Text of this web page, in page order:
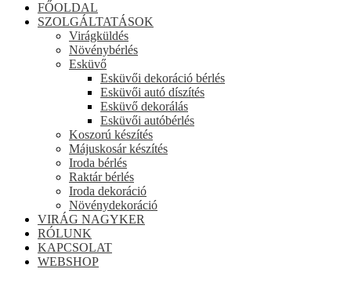
FŐOLDAL
SZOLGÁLTATÁSOK
Virágküldés
Növénybérlés
Esküvő
Esküvői dekoráció bérlés
Esküvői autó díszítés
Esküvő dekorálás
Esküvői autóbérlés
Koszorú készítés
Májuskosár készítés
Iroda bérlés
Raktár bérlés
Iroda dekoráció
Növénydekoráció
VIRÁG NAGYKER
RÓLUNK
KAPCSOLAT
WEBSHOP